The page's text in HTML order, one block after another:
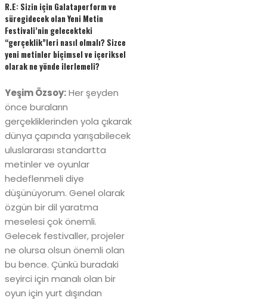
R.E: Sizin için Galataperform ve
süregidecek olan Yeni Metin
Festivali’nin gelecekteki
“gerçeklik”leri nasıl olmalı? Sizce
yeni metinler biçimsel ve içeriksel
olarak ne yönde ilerlemeli?
Yeşim Özsoy:Her şeyden
önce buraların
gerçekliklerinden yola çıkarak
dünya çapında yarışabilecek
uluslararası standartta
metinler ve oyunlar
hedeflenmeli diye
düşünüyorum. Genel olarak
özgün bir dil yaratma
meselesi çok önemli.
Gelecek festivaller, projeler
ne olursa olsun önemli olan
bu bence. Çünkü buradaki
seyirci için manalı olan bir
oyun için yurt dışından